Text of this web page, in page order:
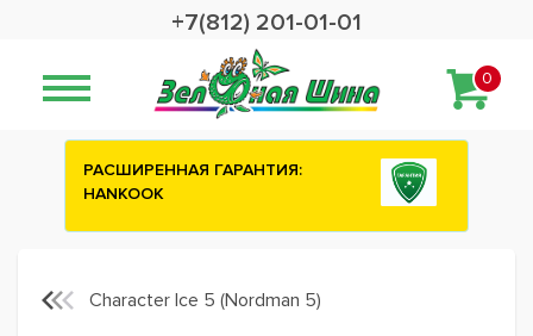
+7(812) 201-01-01
0
ГАРАНТИЯ:
Сashback 2500
шины ATTAR
Character Ice 5 (Nordman 5)